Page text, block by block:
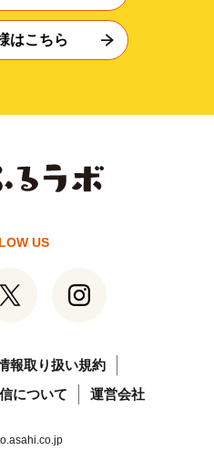
はこちら
US
報取り扱い規約
について
運営会社